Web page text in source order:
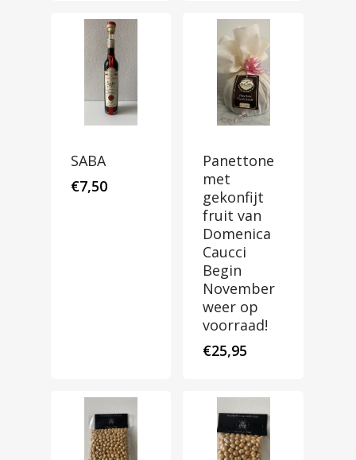
SABA
€7,50
Panettone
met
gekonfijt
fruit van
Domenica
Caucci
Begin
November
weer op
voorraad!
€25,95